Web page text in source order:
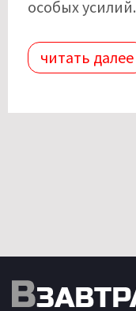
особых усилий.
читать далее